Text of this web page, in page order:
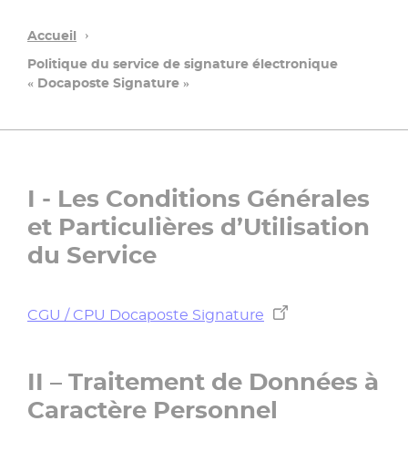
Accueil
Politique du service de signature électronique
« Docaposte Signature »
I - Les Conditions Générales
et Particulières d’Utilisation
du Service
CGU / CPU Docaposte Signature
II – Traitement de Données à
Caractère Personnel